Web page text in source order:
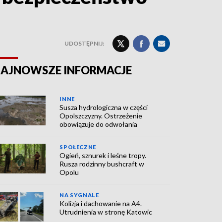
UDOSTĘPNIJ:
INFORMACJE
INNE
Susza hydrologiczna w części
Opolszczyzny. Ostrzeżenie
obowiązuje do odwołania
SPOŁECZNE
Ogień, sznurek i leśne tropy.
Rusza rodzinny bushcraft w
Opolu
NA SYGNALE
Kolizja i dachowanie na A4.
Utrudnienia w stronę Katowic